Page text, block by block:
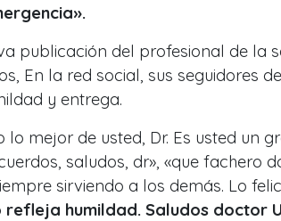
publicación del profesional de la
En la red social, sus seguidores
y entrega.
lo mejor de usted, Dr. Es usted un
saludos, dr», «que fachero
sirviendo a los demás. Lo
refleja humildad. Saludos doctor